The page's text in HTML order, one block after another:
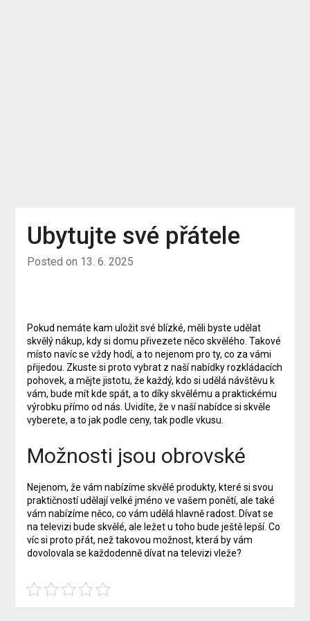
Ubytujte své přátele
Posted on 13. 6. 2025
Pokud nemáte kam uložit své blízké, měli byste udělat
skvělý nákup, kdy si domu přivezete něco skvělého. Takové
místo navíc se vždy hodí, a to nejenom pro ty, co za vámi
přijedou. Zkuste si proto vybrat z naší nabídkyrozkládacích
pohovek, a mějte jistotu, že každý, kdo si udělá návštěvu k
vám, bude mít kde spát, a to díky skvělému a praktickému
výrobku přímo od nás. Uvidíte, že v naší nabídce si skvěle
vyberete, a to jak podle ceny, tak podle vkusu.
Možnosti jsou obrovské
Nejenom, že vám nabízíme skvělé produkty, které si svou
praktičností udělají velké jméno ve vašem ponětí, ale také
vám nabízíme něco, co vám udělá hlavně radost. Dívat se
na televizi bude skvělé, ale ležet u toho bude ještě lepší. Co
víc si proto přát, než takovou možnost, která by vám
dovolovala se každodenně dívat na televizi vleže?